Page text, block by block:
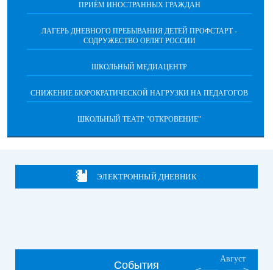
ПРИЁМ ИНОСТРАННЫХ ГРАЖДАН
ЛАГЕРЬ ДНЕВНОГО ПРЕБЫВАНИЯ ДЕТЕЙ ПРОФСТАРТ -
СОДРУЖЕСТВО ОРЛЯТ РОССИИ
ШКОЛЬНЫЙ МЕДИАЦЕНТР
СНИЖЕНИЕ БЮРОКРАТИЧЕСКОЙ НАГРУЗКИ НА ПЕДАГОГОВ
ШКОЛЬНЫЙ ТЕАТР "ОТКРОВЕНИЕ"
ЭЛЕКТРОННЫЙ ДНЕВНИК
События
Август